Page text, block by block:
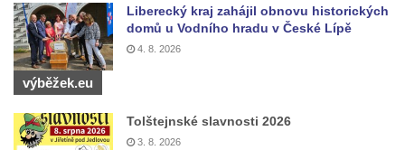
Kamenná nádrž na vodu na hřbitově v
Zabrušanech
Kašna v zámecké zahradě v Duchcově
Kamenná nádrž na vodu II. na hřbitově ve
Šluknově
Kamenná nádrž na vodu I. na hřbitově ve
Liberecký kraj zahájil obnovu historických
domů u Vodního hradu v České Lípě
4. 8. 2026
výběžek.eu
Tolštejnské slavnosti 2026
3. 8. 2026